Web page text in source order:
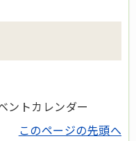
ントカレンダー
このページの先頭へ